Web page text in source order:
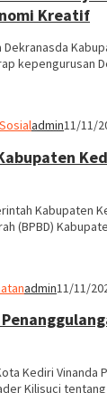
Kreatif
Dekranasda
kepengurusan
Sosialadmin11/11/
Kabupaten
(BPBD)
admin11/11/
Kediri Vinanda
Kilisuci